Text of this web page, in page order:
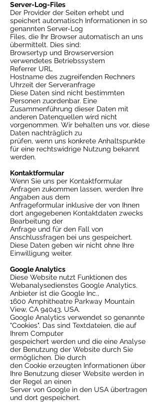
Server-Log-Files
Der Provider der Seiten erhebt und
speichert automatisch Informationen in so
genannten Server-Log
Files, die Ihr Browser automatisch an uns
übermittelt. Dies sind:
Browsertyp und Browserversion
verwendetes Betriebssystem
Referrer URL
Hostname des zugreifenden Rechners
Uhrzeit der Serveranfrage
Diese Daten sind nicht bestimmten
Personen zuordenbar. Eine
Zusammenführung dieser Daten mit
anderen Datenquellen wird nicht
vorgenommen. Wir behalten uns vor, diese
Daten nachträglich zu
prüfen, wenn uns konkrete Anhaltspunkte
für eine rechtswidrige Nutzung bekannt
werden.
Kontaktformular
Wenn Sie uns per Kontaktformular
Anfragen zukommen lassen, werden Ihre
Angaben aus dem
Anfrageformular inklusive der von Ihnen
dort angegebenen Kontaktdaten zwecks
Bearbeitung der
Anfrage und für den Fall von
Anschlussfragen bei uns gespeichert.
Diese Daten geben wir nicht ohne Ihre
Einwilligung weiter.
Google Analytics
Diese Website nutzt Funktionen des
Webanalysedienstes Google Analytics.
Anbieter ist die Google Inc.,
1600 Amphitheatre Parkway Mountain
View, CA 94043, USA.
Google Analytics verwendet so genannte
"Cookies". Das sind Textdateien, die auf
Ihrem Computer
gespeichert werden und die eine Analyse
der Benutzung der Website durch Sie
ermöglichen. Die durch
den Cookie erzeugten Informationen über
Ihre Benutzung dieser Website werden in
der Regel an einen
Server von Google in den USA übertragen
und dort gespeichert.